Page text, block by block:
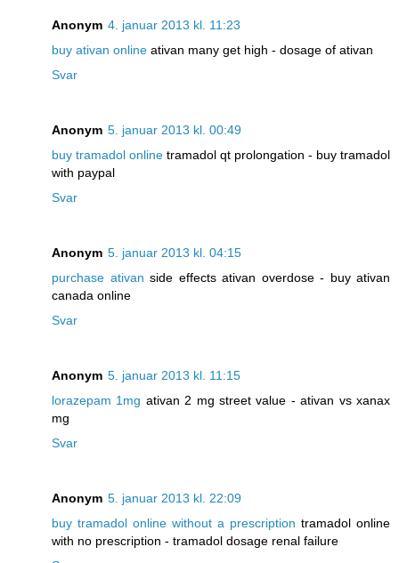
Anonym 4. januar 2013 kl. 11:23
buy ativan online ativan many get high - dosage of ativan
Svar
Anonym 5. januar 2013 kl. 00:49
buy tramadol online tramadol qt prolongation - buy tramadol
with paypal
Svar
Anonym 5. januar 2013 kl. 04:15
purchase ativan side effects ativan overdose - buy ativan
canada online
Svar
Anonym 5. januar 2013 kl. 11:15
lorazepam 1mg ativan 2 mg street value - ativan vs xanax
mg
Svar
Anonym 5. januar 2013 kl. 22:09
buy tramadol online without a prescription tramadol online
with no prescription - tramadol dosage renal failure